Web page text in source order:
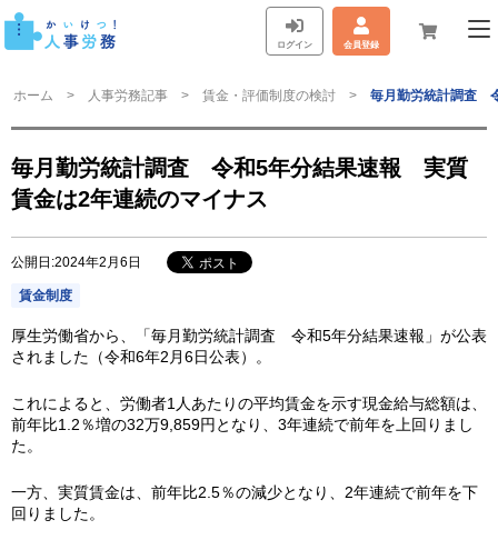
ログイン 会員登録
ホーム 人事労務記事 賃金・評価制度の検討 毎月勤労統計調査
毎月勤労統計調査 令和5年分結果速報 実質
賃金は2年連続のマイナス
公開日:2024年2月6日
賃金制度
厚生労働省から、「毎月勤労統計調査 令和5年分結果速報」が公表
されました（令和6年2月6日公表）。
これによると、労働者1人あたりの平均賃金を示す現金給与総額は、
前年比1.2％増の32万9,859円となり、3年連続で前年を上回りまし
た。
一方、実質賃金は、前年比2.5％の減少となり、2年連続で前年を下
回りました。